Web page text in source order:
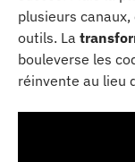
plusieurs
outils. La
bouleverse les
réinvente au lieu